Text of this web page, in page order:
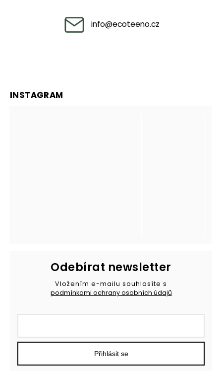
info@ecoteeno.cz
INSTAGRAM
Odebírat newsletter
Vložením e-mailu souhlasíte s
podmínkami ochrany osobních údajů
Přihlásit se